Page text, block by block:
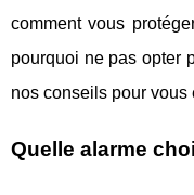
comment vous
pourquoi ne pas opter
nos conseils pour vous
Quelle alarme